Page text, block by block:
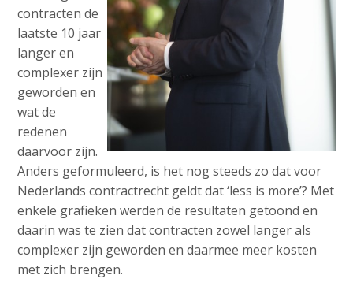
contracten de
laatste 10 jaar
langer en
complexer zijn
geworden en
wat de
redenen
daarvoor zijn.
Anders geformuleerd, is het nog steeds zo dat voor
Nederlands contractrecht geldt dat ‘less is more’? Met
enkele grafieken werden de resultaten getoond en
daarin was te zien dat contracten zowel langer als
complexer zijn geworden en daarmee meer kosten
met zich brengen.